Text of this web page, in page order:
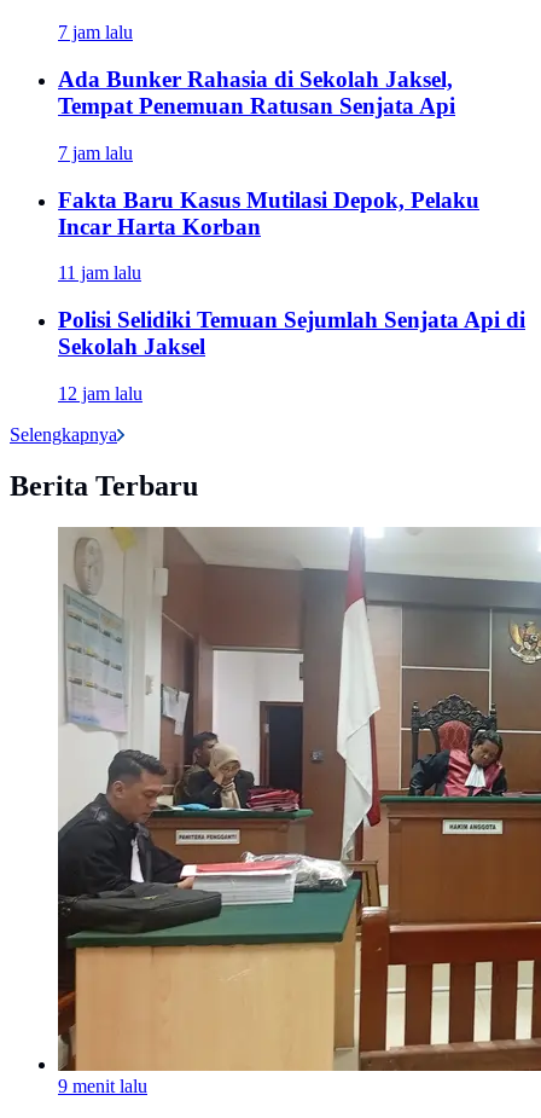
7 jam lalu
Ada Bunker Rahasia di Sekolah Jaksel,
Tempat Penemuan Ratusan Senjata Api
7 jam lalu
Fakta Baru Kasus Mutilasi Depok, Pelaku
Incar Harta Korban
11 jam lalu
Polisi Selidiki Temuan Sejumlah Senjata Api di
Sekolah Jaksel
12 jam lalu
Selengkapnya
Berita Terbaru
9 menit lalu